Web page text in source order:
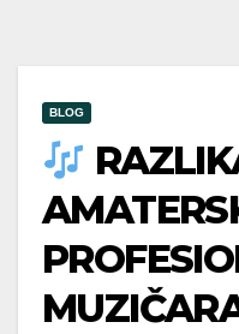
BLOG